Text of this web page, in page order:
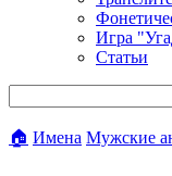
Игра
Статьи
🏠 Имена Мужские